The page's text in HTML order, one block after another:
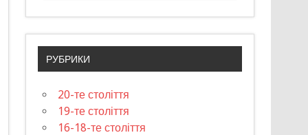
РУБРИКИ
20-те століття
19-те століття
16-18-те століття